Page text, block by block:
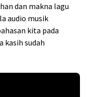
dan makna lagu
audio musik
kita pada
kasih sudah